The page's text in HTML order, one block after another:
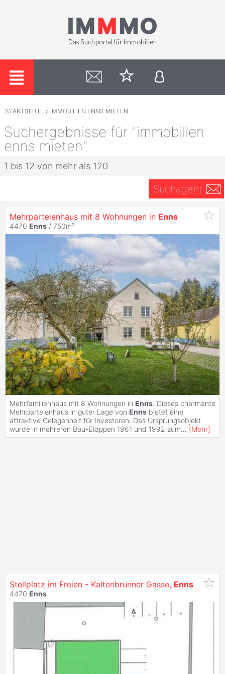
STARTSEITE › IMMOBILIEN ENNS MIETEN
Suchergebnisse für "immobilien
enns mieten"
1 bis 12 von mehr als 120
Suchagent
Mehrparteienhaus mit 8 Wohnungen in Enns
4470 Enns / 750m²
Mehrfamilienhaus mit 8 Wohnungen in Enns. Dieses charmante
Mehrparteienhaus in guter Lage von Enns bietet eine
attraktive Gelegenheit für Investoren. Das Ursprungsobjekt
wurde in mehreren Bau-Etappen 1961 und 1992 zum... [Mehr]
Stellplatz im Freien - Kaltenbrunner Gasse, Enns
4470 Enns